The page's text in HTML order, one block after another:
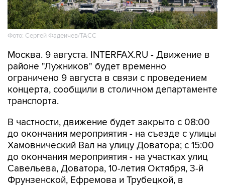
Фото: Сергей Фадеичев/ТАСС
Москва. 9 августа. INTERFAX.RU - Движение в
районе "Лужников" будет временно
ограничено 9 августа в связи с проведением
концерта, сообщили в столичном департаменте
транспорта.
В частности, движение будет закрыто с 08:00
до окончания мероприятия - на съезде с улицы
Хамовнический Вал на улицу Доватора; с 15:00
до окончания мероприятия - на участках улиц
Савельева, Доватора, 10-летия Октября, 3-й
Фрунзенской, Ефремова и Трубецкой, в